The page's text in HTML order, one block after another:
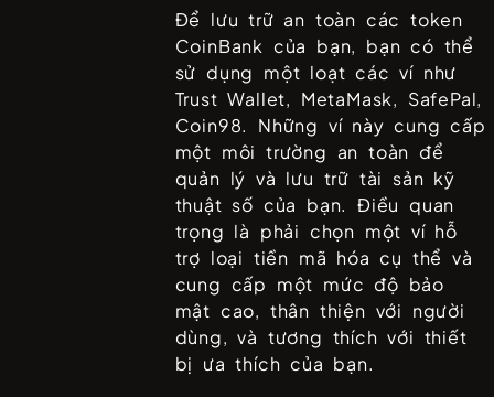
Để lưu trữ an toàn các token
CoinBank của bạn, bạn có thể
sử dụng một loạt các ví như
Trust Wallet, MetaMask, SafePal,
Coin98. Những ví này cung cấp
một môi trường an toàn để
quản lý và lưu trữ tài sản kỹ
thuật số của bạn. Điều quan
trọng là phải chọn một ví hỗ
trợ loại tiền mã hóa cụ thể và
cung cấp một mức độ bảo
mật cao, thân thiện với người
dùng, và tương thích với thiết
bị ưa thích của bạn.